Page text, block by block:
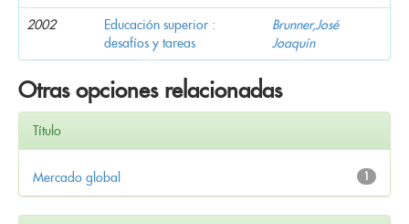
2002
Educación superior :
desafíos y tareas
Brunner,José
Joaquín
Otras opciones relacionadas
Título
1
Mercado global